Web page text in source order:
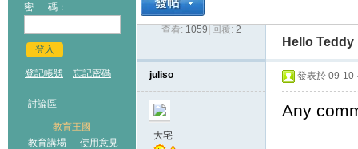
密 碼：
登入
登記帳號 忘記密碼
討論區
教育王國
教育講場
使用意見
›
查看: 1059 回覆: 2
Hello Teddy
juliso
大宅
發表於 09-
Any